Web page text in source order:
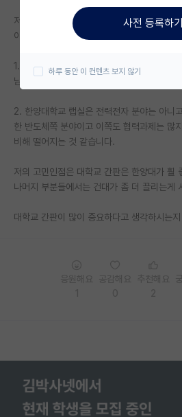
미국 대학원 합격 후기 게시판
대학원생 모집 게시판
연구실(PI) 홍보 게시판
석박사 채용 정보 게시판
임용 정보 게시판
학부 인턴 게시판
장학금/장학생 게시판
학술 정보 게시판
저는 현재 전력전자 분야로 활동을 쌓아왔고
이쪽으로 대학원을 희망하는 전기공학과 학생
1. 건국대학교 랩실은 전력전자로 저랑 완전
님이 전력전자 쪽으로 유명하시고 협력과제랑
2. 한양대학교 랩실은 전력전자 분야는 아니
한 반도체쪽 분야이고 이쪽도 협력과제는 많
비해 떨어지는 것 같습니다.
저의 고민인점은 대학교 간판은 한양대가 훨
나머지 부분들에서는 건대가 좀 더 끌리는게
대학교 간판이 많이 중요하다고 생각하시는
사전 등록하기
하루 동안 이 컨텐츠 보지 않기